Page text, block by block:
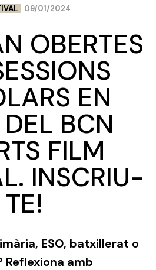
09/01/2024
OBERTES
EN
BCN
FILM
INSCRIU-
TE!
ESO, batxillerat o
amb